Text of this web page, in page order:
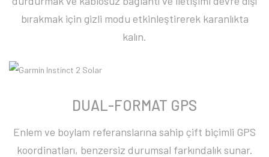
bırakmak için gizli modu etkinleştirerek karanlıkta
kalın.
DUAL-FORMAT GPS
Enlem ve boylam referanslarına sahip çift biçimli GPS
koordinatları, benzersiz durumsal farkındalık sunar.